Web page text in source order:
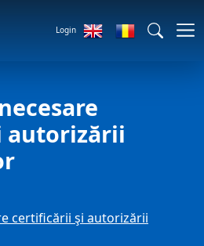
Login
autorizării
certificării şi autorizării